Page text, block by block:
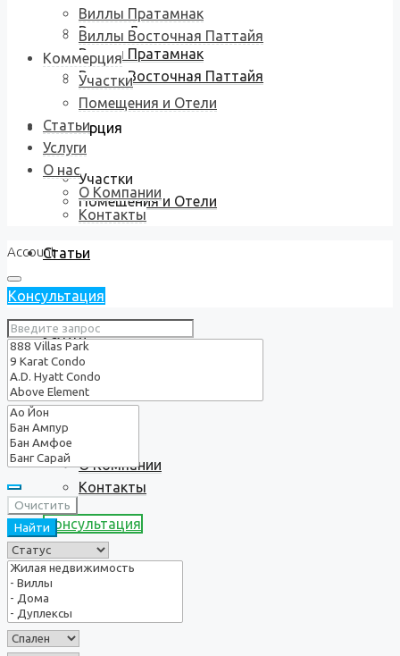
Виллы Джомтьен
Виллы Пратамнак
Виллы Восточная Паттайя
Коммерция
Участки
Помещения и Отели
Статьи
Услуги
О нас
О Компании
Контакты
Консультация
Виллы Пратамнак
Виллы Восточная Паттайя
Коммерция
Участки
Помещения и Отели
Статьи
Услуги
О нас
О Компании
Контакты
Account
Консультация
Очистить
Найти